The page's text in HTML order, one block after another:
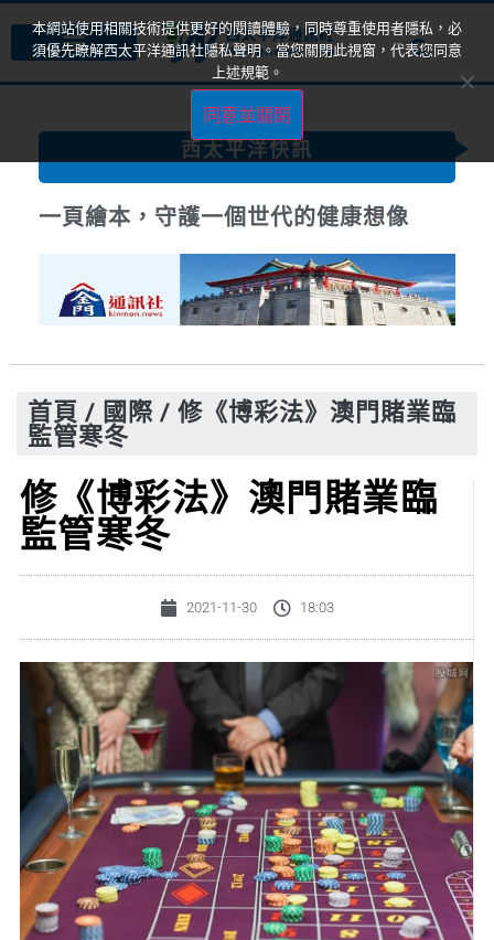
西太平洋快訊
一頁繪本，守護一個世代的健康想像
首頁 / 國際 / 修《博彩法》澳門賭業臨
監管寒冬
修《博彩法》澳門賭業臨
監管寒冬
2021-11-30 18:03
本網站使用相關技術提供更好的閱讀體驗，同時尊重使用者隱私，必
須優先瞭解西太平洋通訊社隱私聲明。當您關閉此視窗，代表您同意
上述規範。
同意並關閉